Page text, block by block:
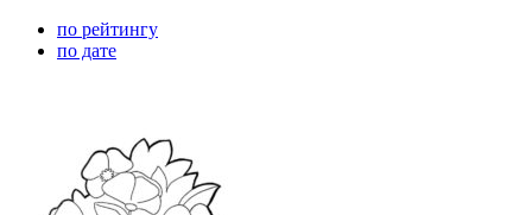
по рейтингу
по дате